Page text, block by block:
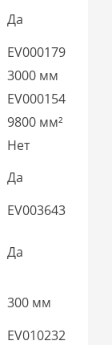
Да
EV000179
3000 мм
EV000154
9800 мм²
Нет
Да
EV003643
Да
300 мм
EV010232